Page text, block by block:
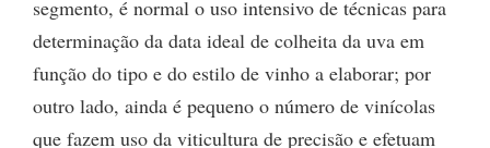
segmento, é normal o uso intensivo de técnicas para
determinação da data ideal de colheita da uva em
função do tipo e do estilo de vinho a elaborar; por
outro lado, ainda é pequeno o número de vinícolas
que fazem uso da viticultura de precisão e efetuam